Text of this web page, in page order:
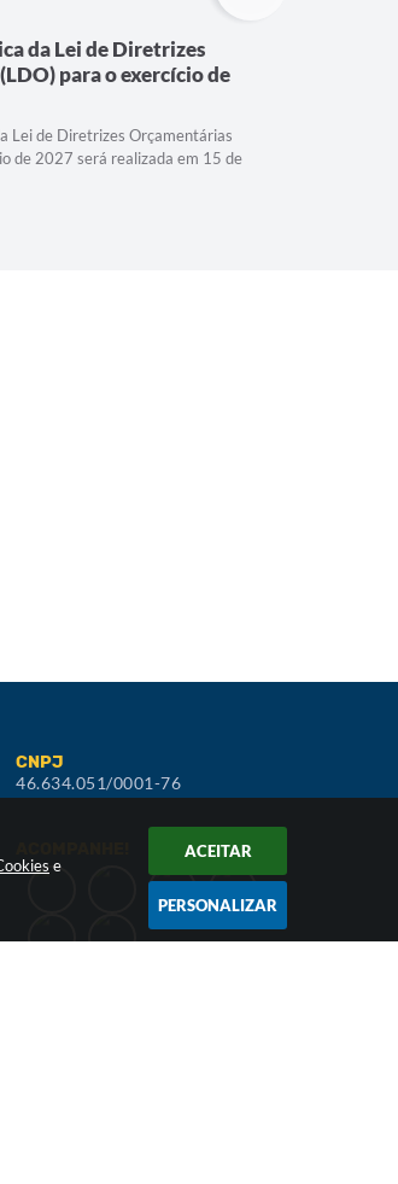
e
ACEITAR
PERSONALIZAR
da Lei de Diretrizes
para o exercício de
Lei de Diretrizes Orçamentárias
de 2027 será realizada em 15 de
CNPJ
46.634.051/0001-76